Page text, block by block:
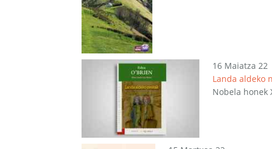
16 Maiatza 22
Landa aldeko
Nobela honek